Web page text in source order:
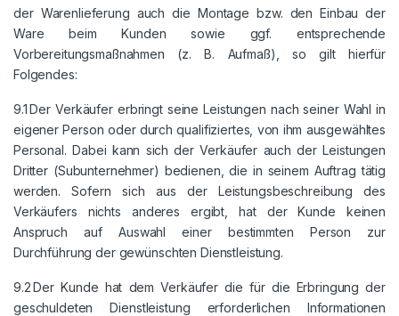
der Warenlieferung auch die Montage bzw. den Einbau der
Ware beim Kunden sowie ggf. entsprechende
Vorbereitungsmaßnahmen (z. B. Aufmaß), so gilt hierfür
Folgendes:
9.1 Der Verkäufer erbringt seine Leistungen nach seiner Wahl in
eigener Person oder durch qualifiziertes, von ihm ausgewähltes
Personal. Dabei kann sich der Verkäufer auch der Leistungen
Dritter (Subunternehmer) bedienen, die in seinem Auftrag tätig
werden. Sofern sich aus der Leistungsbeschreibung des
Verkäufers nichts anderes ergibt, hat der Kunde keinen
Anspruch auf Auswahl einer bestimmten Person zur
Durchführung der gewünschten Dienstleistung.
9.2 Der Kunde hat dem Verkäufer die für die Erbringung der
geschuldeten Dienstleistung erforderlichen Informationen